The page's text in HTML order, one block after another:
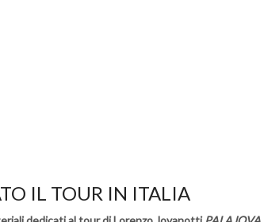
IL TOUR IN ITALIA